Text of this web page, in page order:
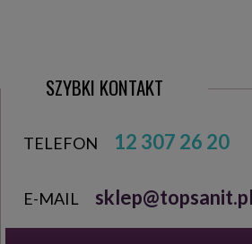
SZYBKI KONTAKT
TELEFON 12 307 26 20
E-MAIL sklep@topsanit.pl